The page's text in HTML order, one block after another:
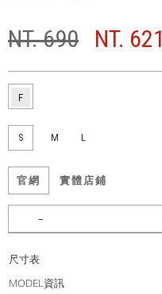
NT. 690 NT. 621
S M L
官網 實體店鋪
尺寸表
MODEL資訊